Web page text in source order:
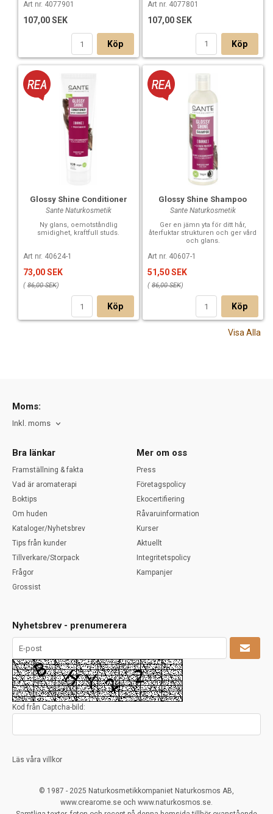
Art nr. 4077901
107,00 SEK
Köp
Art nr. 4077801
107,00 SEK
Köp
Glossy Shine Conditioner
Sante Naturkosmetik
Ny glans, oemotståndlig
smidighet, kraftfull studs.
Art nr. 40624-1
73,00 SEK
( 86,00 SEK)
Köp
Glossy Shine Shampoo
Sante Naturkosmetik
Ger en jämn yta för ditt hår,
återfuktar strukturen och ger vård
och glans.
Art nr. 40607-1
51,50 SEK
( 86,00 SEK)
Köp
Visa Alla
Moms:
Inkl. moms
Bra länkar
Framställning & fakta
Vad är aromaterapi
Boktips
Om huden
Kataloger/Nyhetsbrev
Tips från kunder
Tillverkare/Storpack
Frågor
Grossist
Mer om oss
Press
Företagspolicy
Ekocertifiering
Råvaruinformation
Kurser
Aktuellt
Integritetspolicy
Kampanjer
Nyhetsbrev - prenumerera
Kod från Captcha-bild:
Läs våra villkor
© 1987 - 2025 Naturkosmetikkompaniet Naturkosmos AB,
www.crearome.se och www.naturkosmos.se.